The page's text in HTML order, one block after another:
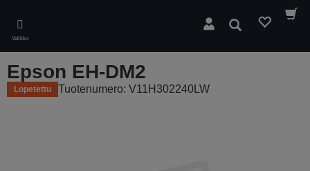
main
content
Valikko
Hae
Epson EH-DM2
Lopetettu Tuotenumero: V11H302240LW